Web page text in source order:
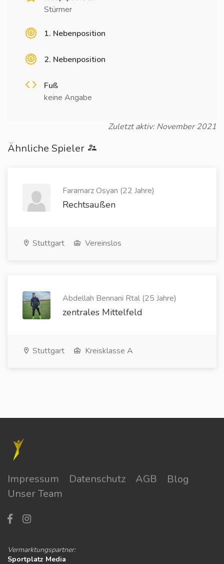
Stürmer
1. Nebenposition
2. Nebenposition
Fuß
keine Angabe
Zuletzt aktiv: November 2021
Ähnliche Spieler
Faramarz Osyan (22 Jahre)
Rechtsaußen
Stuttgart Vereinslos
Abdellah Bennani Rtal (25 Jahre)
zentrales Mittelfeld
Stuttgart Kreisklasse A
Impressum Datenschutz AGB
Blog
Unser Team
Vermarktungspartner:
Sportplatz Media